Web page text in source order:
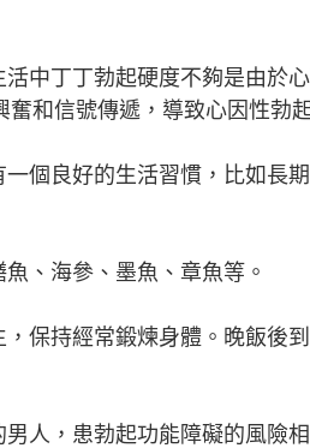
中丁丁勃起硬度不夠是由於
和信號傳遞，導致心因性勃
個良好的生活習慣，比如長
、海參、墨魚、章魚等。
保持經常鍛煉身體。晚飯後
人，患勃起功能障礙的風險